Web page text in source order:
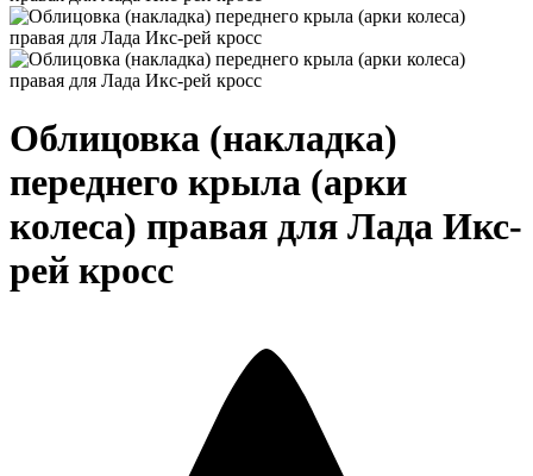
Облицовка (накладка)
переднего крыла (арки
колеса) правая для Лада Икс-
рей кросс